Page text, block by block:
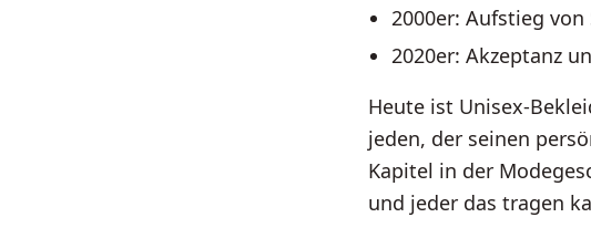
2000er: Aufstieg
2020er: Akzeptanz
Heute ist Unisex-
jeden, der seinen
Kapitel in der
und jeder das tragen